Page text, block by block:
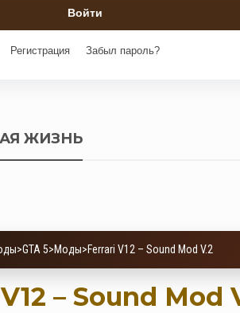
Регистрация Забыл пароль?
ЖИЗНЬ
>GTA 5>Моды>Ferrari V12 – Sound Mod V.2
– Sound Mod